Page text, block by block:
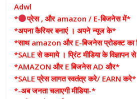
Adwl
*
प्रेस , और amazon / E-बिजनेस में*
*अपना कैरियर बनाएं । अपने न्यूज के*
*साथ amazon और E-बिजनेस प्रोडक्ट का
*SALE से कमाये । प्रिंट मीडिया के
*AMAZON और E बिजनेस AD और*
*SALE प्रेस लागत स्वतंत्र करे/ EARN करे*
*-अब जनता चलाएगी मीडिया-*